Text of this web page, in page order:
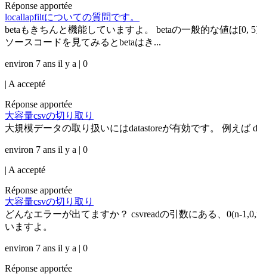
Réponse apportée
locallapfiltについての質問です。
betaもきちんと機能していますよ。 betaの一般的な値は
ソースコードを見てみるとbetaはき...
environ 7 ans il y a | 0
| A accepté
Réponse apportée
大容量csvの切り取り
大規模データの取り扱いにはdatastoreが有効です。 例えば
environ 7 ans il y a | 0
| A accepté
Réponse apportée
大容量csvの切り取り
どんなエラーが出てますか？ csvreadの引数にある、0(n-
いますよ。
environ 7 ans il y a | 0
Réponse apportée